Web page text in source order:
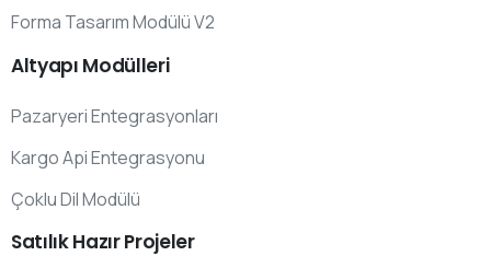
Forma Tasarım Modülü V2
Altyapı Modülleri
Pazaryeri Entegrasyonları
Kargo Api Entegrasyonu
Çoklu Dil Modülü
SatılıkHazırProjeler